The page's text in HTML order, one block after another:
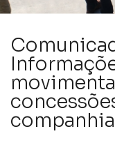
companhia